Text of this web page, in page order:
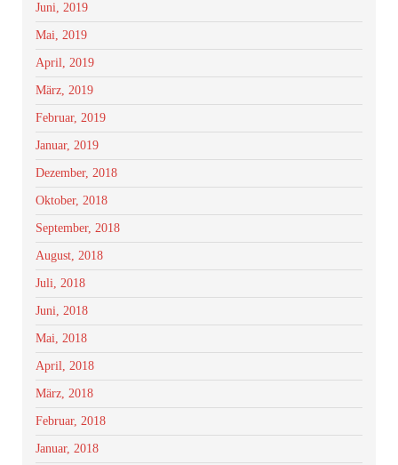
Juni, 2019
Mai, 2019
April, 2019
März, 2019
Februar, 2019
Januar, 2019
Dezember, 2018
Oktober, 2018
September, 2018
August, 2018
Juli, 2018
Juni, 2018
Mai, 2018
April, 2018
März, 2018
Februar, 2018
Januar, 2018